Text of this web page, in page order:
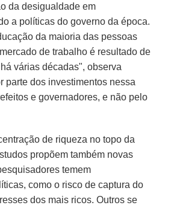
da desigualdade em
a políticas do governo da época.
da maioria das pessoas
de trabalho é resultado de
várias décadas", observa
parte dos investimentos nessa
e governadores, e não pelo
de riqueza no topo da
propõem também novas
temem
como o risco de captura do
dos mais ricos. Outros se